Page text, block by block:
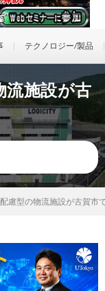
テクノロジー/製品
流施設が古
慮型の物流施設が古賀市